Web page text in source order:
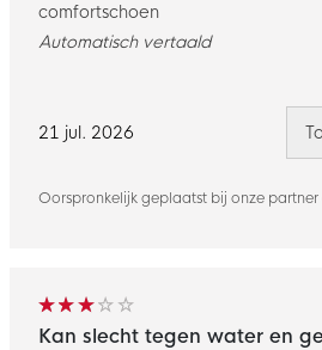
21 jul. 2026
Oorspronkelijk geplaatst bij onze
comfortschoen
Automatisch vertaald
Kan slecht tegen water en